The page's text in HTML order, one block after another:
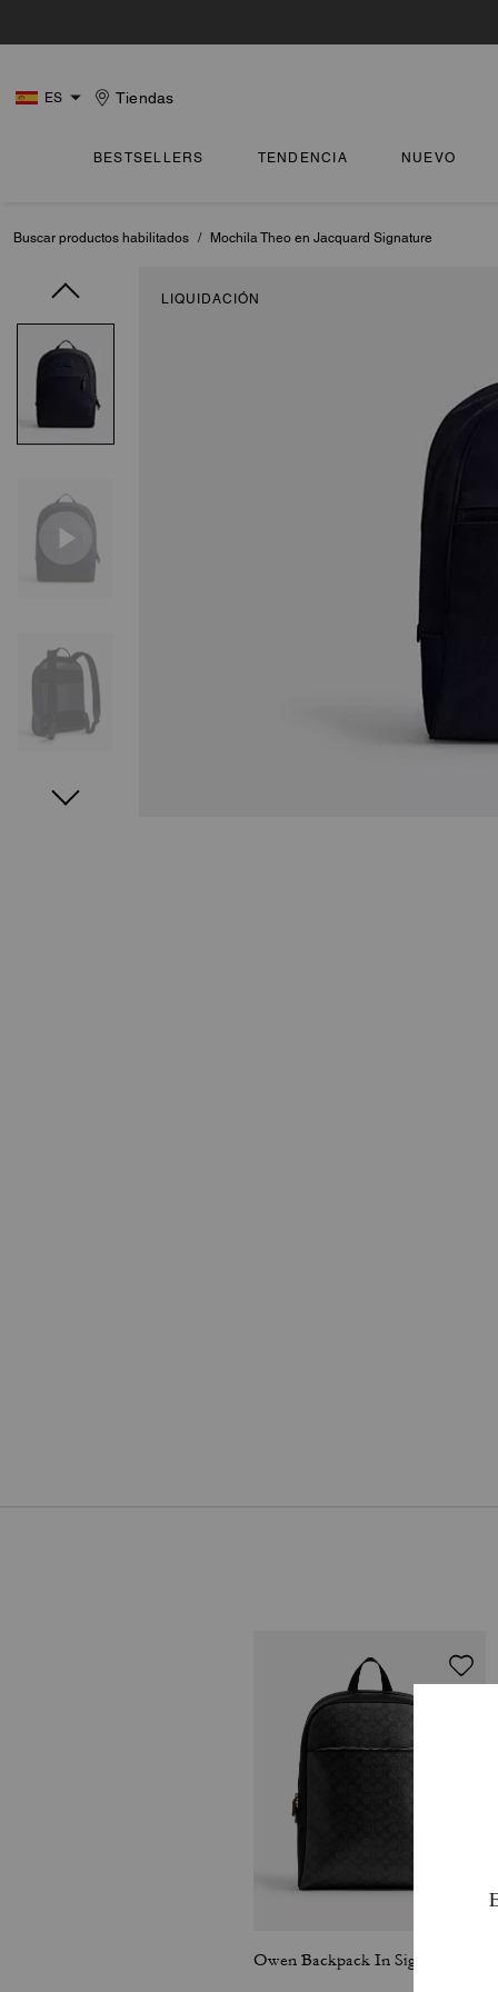
ES Tiendas
BESTSELLERS TENDENCIA NUEVO
Buscar productos habilitados / Mochila Theo en Jacquard Signature
LIQUIDACIÓN